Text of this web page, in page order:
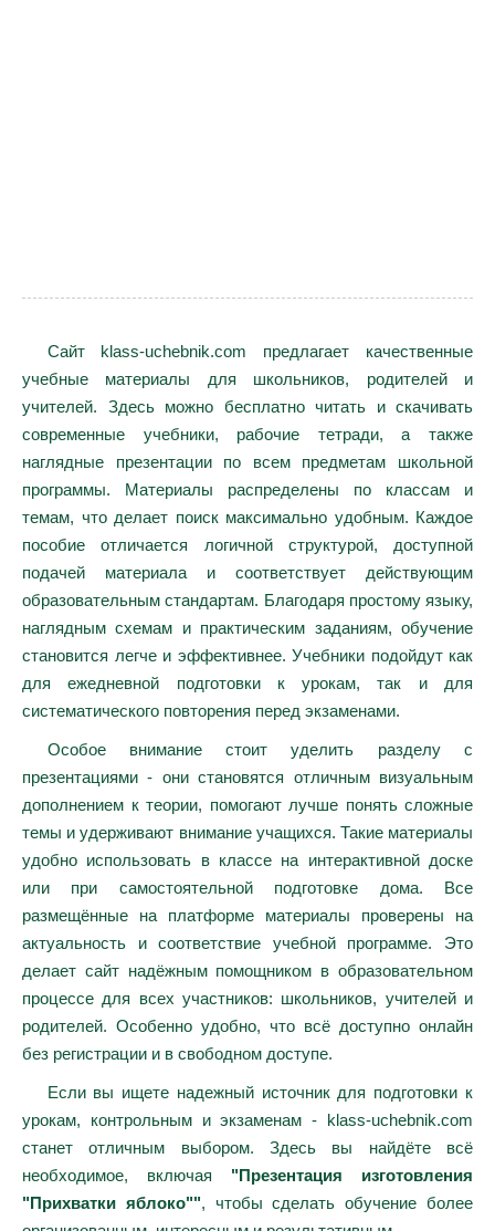
Сайт klass-uchebnik.com предлагает качественные
учебные материалы для школьников, родителей и
учителей. Здесь можно бесплатно читать и скачивать
современные учебники, рабочие тетради, а также
наглядные презентации по всем предметам школьной
программы. Материалы распределены по классам и
темам, что делает поиск максимально удобным. Каждое
пособие отличается логичной структурой, доступной
подачей материала и соответствует действующим
образовательным стандартам. Благодаря простому языку,
наглядным схемам и практическим заданиям, обучение
становится легче и эффективнее. Учебники подойдут как
для ежедневной подготовки к урокам, так и для
систематического повторения перед экзаменами.
Особое внимание стоит уделить разделу с
презентациями - они становятся отличным визуальным
дополнением к теории, помогают лучше понять сложные
темы и удерживают внимание учащихся. Такие материалы
удобно использовать в классе на интерактивной доске
или при самостоятельной подготовке дома. Все
размещённые на платформе материалы проверены на
актуальность и соответствие учебной программе. Это
делает сайт надёжным помощником в образовательном
процессе для всех участников: школьников, учителей и
родителей. Особенно удобно, что всё доступно онлайн
без регистрации и в свободном доступе.
Если вы ищете надежный источник для подготовки к
урокам, контрольным и экзаменам - klass-uchebnik.com
станет отличным выбором. Здесь вы найдёте всё
необходимое, включая "Презентация изготовления
"Прихватки яблоко"", чтобы сделать обучение более